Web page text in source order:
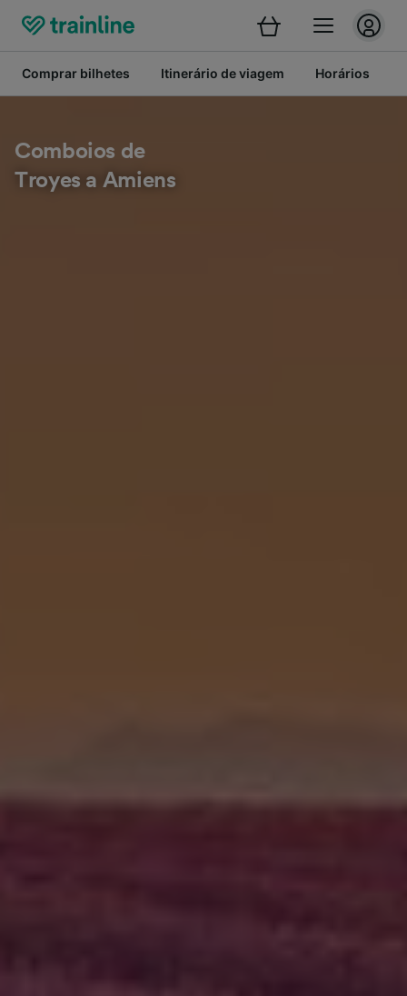
Comprar bilhetes Itinerário de viagem Horários
Comboios de
Troyes a Amiens